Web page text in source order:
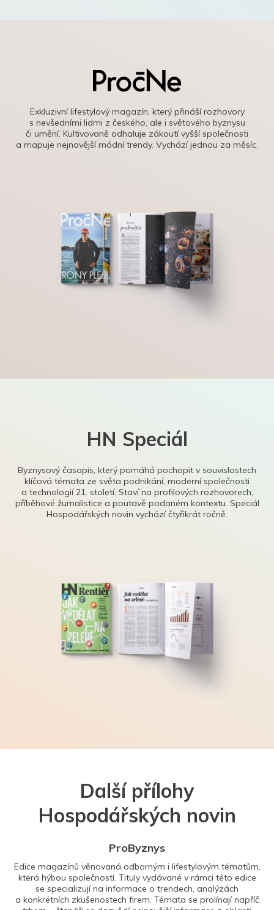
Exkluzivní lifestylový magazín, který přináší rozhovory
s nevšedními lidmi z českého, ale i světového byznysu
či umění. Kultivovaně odhaluje zákoutí vyšší společnosti
a mapuje nejnovější módní trendy. Vychází jednou za měsíc.
HN Speciál
Byznysový časopis, který pomáhá pochopit v souvislostech
klíčová témata ze světa podnikání, moderní společnosti
a technologií 21. století. Staví na profilových rozhovorech,
příběhové žurnalistice a poutavě podaném kontextu. Speciál
Hospodářských novin vychází čtyřikrát ročně.
Další přílohy
Hospodářských novin
ProByznys
Edice magazínů věnovaná odborným i lifestylovým tématům,
která hýbou společností. Tituly vydávané v rámci této edice
se specializují na informace o trendech, analýzách
a konkrétních zkušenostech firem. Témata se prolínají napříč